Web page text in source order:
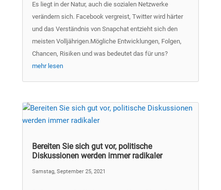
Es liegt in der Natur, auch die sozialen Netzwerke
verändern sich. Facebook vergreist, Twitter wird härter
und das Verständnis von Snapchat entzieht sich den
meisten Volljährigen.Mögliche Entwicklungen, Folgen,
Chancen, Risiken und was bedeutet das für uns?
mehr lesen
Bereiten Sie sich gut vor, politische
Diskussionen werden immer radikaler
Samstag, September 25, 2021